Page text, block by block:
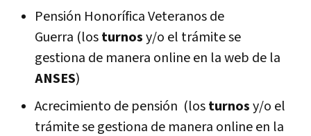
Pensión Honorífica Veteranos de
Guerra (losturnosy/o el trámite se
gestiona de manera online en la web de la
ANSES)
Acrecimiento de pensión (losturnosy/o el
trámite se gestiona de manera online en la